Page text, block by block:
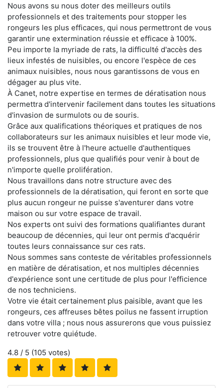
Nous avons su nous doter des meilleurs outils
professionnels et des traitements pour stopper les
rongeurs les plus efficaces, qui nous permettront de vous
garantir une extermination réussie et efficace à 100%.
Peu importe la myriade de rats, la difficulté d'accès des
lieux infestés de nuisibles, ou encore l'espèce de ces
animaux nuisibles, nous nous garantissons de vous en
dégager au plus vite.
À Canet, notre expertise en termes de dératisation nous
permettra d'intervenir facilement dans toutes les situations
d'invasion de surmulots ou de souris.
Grâce aux qualifications théoriques et pratiques de nos
collaborateurs sur les animaux nuisibles et leur mode vie,
ils se trouvent être à l'heure actuelle d'authentiques
professionnels, plus que qualifiés pour venir à bout de
n'importe quelle prolifération.
Nous travaillons dans notre structure avec des
professionnels de la dératisation, qui feront en sorte que
plus aucun rongeur ne puisse s'aventurer dans votre
maison ou sur votre espace de travail.
Nos experts ont suivi des formations qualifiantes durant
beaucoup de décennies, qui leur ont permis d'acquérir
toutes leurs connaissance sur ces rats.
Nous sommes sans conteste de véritables professionnels
en matière de dératisation, et nos multiples décennies
d'expérience sont une certitude de plus pour l'efficience
de nos techniciens.
Votre vie était certainement plus paisible, avant que les
rongeurs, ces affreuses bêtes poilus ne fassent irruption
dans votre villa ; nous nous assurerons que vous puissiez
retrouver votre quiétude.
4.8 / 5 (105 votes)